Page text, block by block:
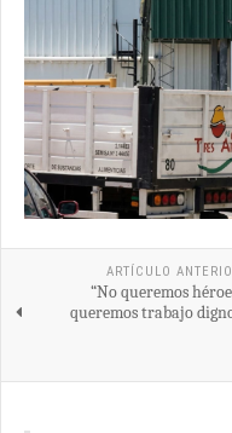
ARTÍCULO
“No queremos
queremos trabajo